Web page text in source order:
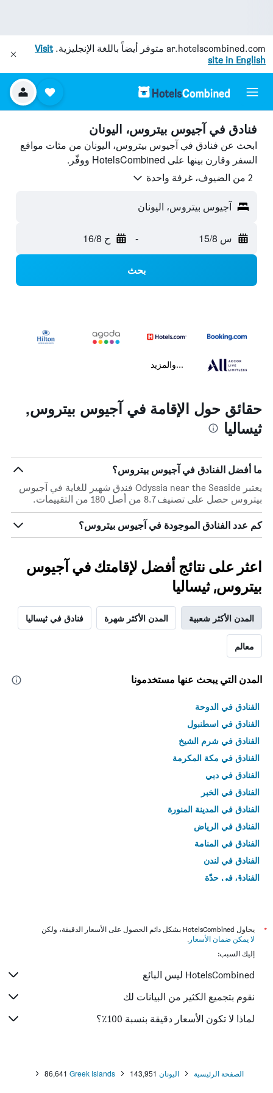
ar.hotelscombined.com متوفر أيضاً باللغة الإنجليزية.Visit
site in English
فنادق في آجيوس بيتروس، اليونان
ابحث عن فنادق في آجيوس بيتروس، اليونان من مئات مواقع
السفر وقارن بينها على HotelsCombined ووفّر.
2 من الضيوف، غرفة واحدة
آجيوس بيتروس، اليونان
س 15/8 - ح 16/8
بحث
...والمزيد
حقائق حول الإقامة في آجيوس بيتروس,
ثيساليا
ما أفضل الفنادق في آجيوس بيتروس؟
يعتبر Odyssia near the Seaside فندق شهير للغاية في آجيوس
بيتروس حصل على تصنيف 8.7 من أصل 180 من التقييمات.
كم عدد الفنادق الموجودة في آجيوس بيتروس؟
اعثر على نتائج أفضل لإقامتك في آجيوس
بيتروس, ثيساليا
المدن الأكثر شعبية المدن الأكثر شهرة فنادق في ثيساليا
معالم
المدن التي يبحث عنها مستخدمونا
الفنادق في الدوحة
الفنادق في اسطنبول
الفنادق في شرم الشيخ
الفنادق في مكة المكرمة
الفنادق في دبي
الفنادق في الخبر
الفنادق في المدينة المنورة
الفنادق في الرياض
الفنادق في المنامة
الفنادق في لندن
الفنادق في جدّة
*
يحاول HotelsCombined بشكل دائم الحصول على الأسعار الدقيقة، ولكن
لا يمكن ضمان الأسعار .
إليك السبب:
HotelsCombined ليس البائع
نقوم بتجميع الكثير من البيانات لك
لماذا لا تكون الأسعار دقيقة بنسبة 100٪؟
الصفحة الرئيسية اليونان 143,951
Greek Islands
86,641